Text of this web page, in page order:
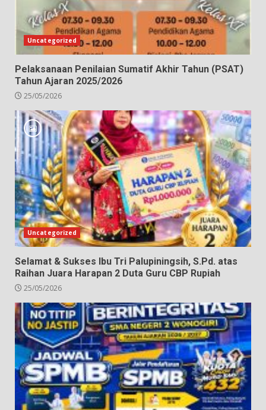
Uncategorized
Pelaksanaan Penilaian Sumatif Akhir Tahun (PSAT)
Tahun Ajaran 2025/2026
25/05/2026
Uncategorized
Selamat & Sukses Ibu Tri Palupiningsih, S.Pd. atas
Raihan Juara Harapan 2 Duta Guru CBP Rupiah
25/05/2026